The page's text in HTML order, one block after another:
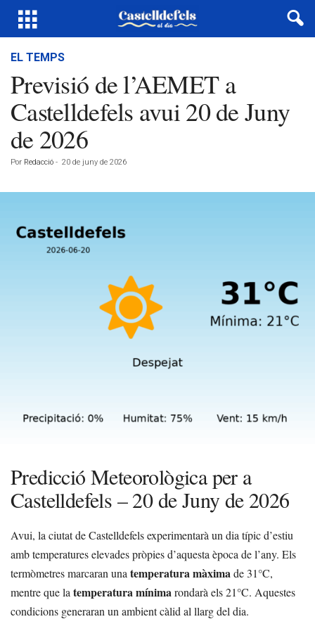
EL TEMPS
Previsió de l’AEMET a
Castelldefels avui 20 de Juny
de 2026
Por Redacció - 20 de juny de 2026
Predicció Meteorològica per a
Castelldefels – 20 de Juny de 2026
Avui, la ciutat de Castelldefels experimentarà un dia típic d’estiu
amb temperatures elevades pròpies d’aquesta època de l’any. Els
termòmetres marcaran unatemperatura màximade 31°C,
mentre que latemperatura mínimarondarà els 21°C. Aquestes
condicions generaran un ambient càlid al llarg del dia.